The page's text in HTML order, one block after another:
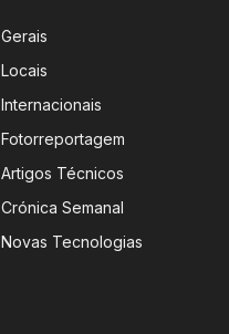
Gerais
Locais
Internacionais
Fotorreportagem
Artigos Técnicos
Crónica Semanal
Novas Tecnologias